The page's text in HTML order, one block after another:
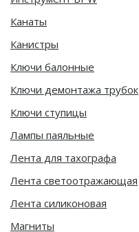
Канаты
Канистры
Ключи балонные
Ключи демонтажа трубок
Ключи ступицы
Лампы паяльные
Лента для тахографа
Лента светоотражающая
Лента силиконовая
Магниты